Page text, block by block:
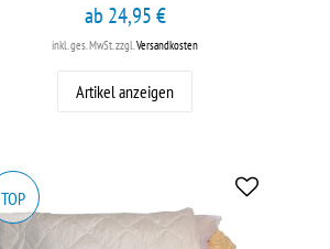
ab 24,95 €
inkl. ges. MwSt.zzgl.Versandkosten
Artikel anzeigen
TOP